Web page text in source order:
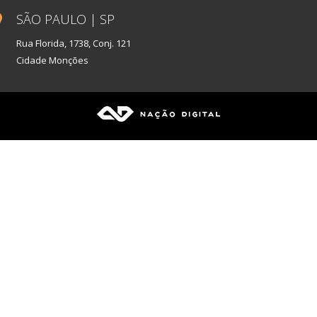
SÃO PAULO | SP
Rua Florida, 1738, Conj. 121
Cidade Monções